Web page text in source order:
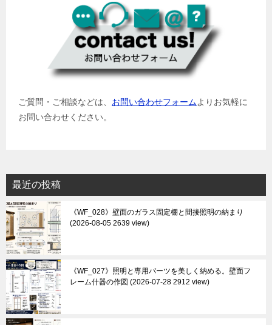
ご質問・ご相談などは、 お問い合わせフォームよりお気軽に
お問い合わせください。
最近の投稿
《WF_028》壁面のガラス固定棚と間接照明の納まり
2026-08-05 2639 view
《WF_027》照明と専用パーツを美しく納める。壁面フ
レーム什器の作図
2026-07-28 2912 view